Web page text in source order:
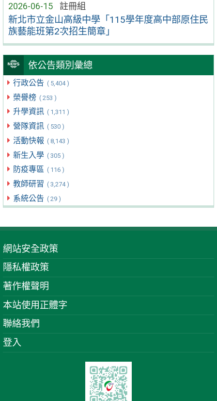
2026-06-15 註冊組
新北市立金山高級中學「115學年度高中部原住民
族藝能班第2次招生簡章」
依公告類別彙總
行政公告 ( 5,404 )
榮譽榜 ( 253 )
升學資訊 ( 1,311 )
營隊資訊 ( 530 )
活動快報 ( 8,143 )
新生入學 ( 305 )
防疫專區 ( 116 )
教師研習 ( 3,274 )
系統公告 ( 29 )
網站安全政策
隱私權政策
著作權聲明
本站使用正體字
聯絡我們
登入